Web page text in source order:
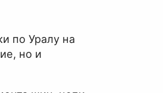
по Уралу на
но и